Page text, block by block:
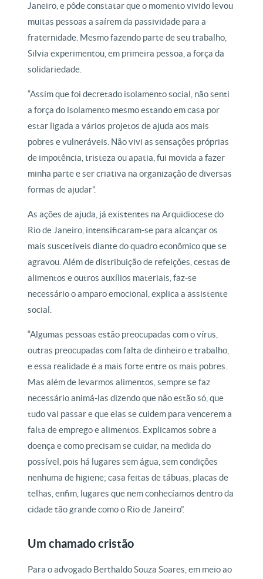
Janeiro, e pôde constatar que o momento vivido levou
muitas pessoas a saírem da passividade para a
fraternidade. Mesmo fazendo parte de seu trabalho,
Silvia experimentou, em primeira pessoa, a força da
solidariedade.
“Assim que foi decretado isolamento social, não senti
a força do isolamento mesmo estando em casa por
estar ligada a vários projetos de ajuda aos mais
pobres e vulneráveis. Não vivi as sensações próprias
de impotência, tristeza ou apatia, fui movida a fazer
minha parte e ser criativa na organização de diversas
formas de ajudar”.
As ações de ajuda, já existentes na Arquidiocese do
Rio de Janeiro, intensificaram-se para alcançar os
mais suscetíveis diante do quadro econômico que se
agravou. Além de distribuição de refeições, cestas de
alimentos e outros auxílios materiais, faz-se
necessário o amparo emocional, explica a assistente
social.
“Algumas pessoas estão preocupadas com o vírus,
outras preocupadas com falta de dinheiro e trabalho,
e essa realidade é a mais forte entre os mais pobres.
Mas além de levarmos alimentos, sempre se faz
necessário animá-las dizendo que não estão só, que
tudo vai passar e que elas se cuidem para vencerem a
falta de emprego e alimentos. Explicamos sobre a
doença e como precisam se cuidar, na medida do
possível, pois há lugares sem água, sem condições
nenhuma de higiene; casa feitas de tábuas, placas de
telhas, enfim, lugares que nem conhecíamos dentro da
cidade tão grande como o Rio de Janeiro”.
Um chamado cristão
Para o advogado Berthaldo Souza Soares, em meio ao